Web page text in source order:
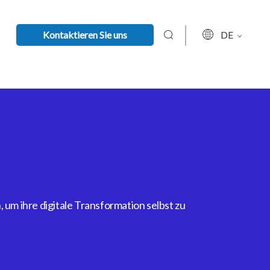
Kontaktieren Sie uns DE
ihre digitale Transformation selbst zu